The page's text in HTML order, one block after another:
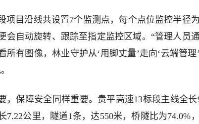
项目沿线共设置7个监测点，每个点位监控半径
会自动旋转、跟踪至指定监控区域。“管理人员
所有图像，林业守护从‘用脚丈量’走向‘云端管理
，保障安全同样重要。贵平高速13标段主线全长
7.22公里，隧道1条，达550米，桥隧比为74.0%